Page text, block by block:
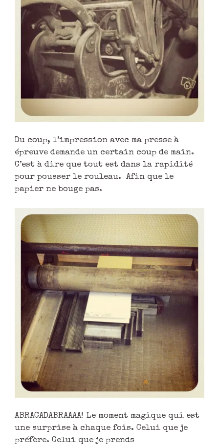
Du coup, l’impression avec ma presse à
épreuve demande un certain coup de main.
C’est à dire que tout est dans la rapidité
pour pousser le rouleau. Afin que le
papier ne bouge pas.
ABRACADABRAAAA! Le moment magique qui est
une surprise à chaque fois. Celui que je
préfère. Celui que je prends